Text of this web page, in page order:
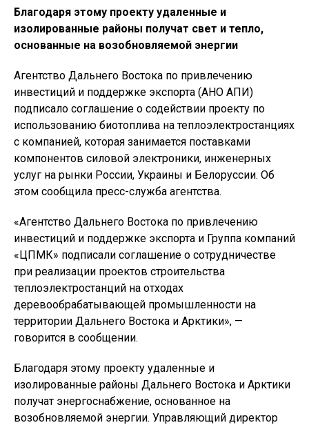
Благодаря этому проекту удаленные и
изолированные районы получат свет и тепло,
основанные на возобновляемой энергии
Агентство Дальнего Востока по привлечению
инвестиций и поддержке экспорта (АНО АПИ)
подписало соглашение о содействии проекту по
использованию биотоплива на теплоэлектростанциях
с компанией, которая занимается поставками
компонентов силовой электроники, инженерных
услуг на рынки России, Украины и Белоруссии. Об
этом сообщила пресс-служба агентства.
«Агентство Дальнего Востока по привлечению
инвестиций и поддержке экспорта и Группа компаний
«ЦПМК» подписали соглашение о сотрудничестве
при реализации проектов строительства
теплоэлектростанций на отходах
деревообрабатывающей промышленности на
территории Дальнего Востока и Арктики», —
говорится в сообщении.
Благодаря этому проекту удаленные и
изолированные районы Дальнего Востока и Арктики
получат энергоснабжение, основанное на
возобновляемой энергии. Управляющий директор